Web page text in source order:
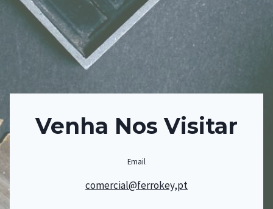
Venha Nos Visitar
Email
comercial@ferrokey,pt